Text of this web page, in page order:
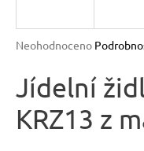
Průměrné
produktu
je
0,0
z
Neohodnoceno
Jídelní
KRZ13 z
a
t
?